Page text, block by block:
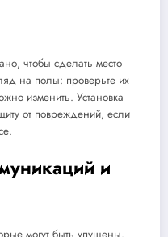
чтобы сделать место
на полы: проверьте их
изменить. Установка
от повреждений, если
и